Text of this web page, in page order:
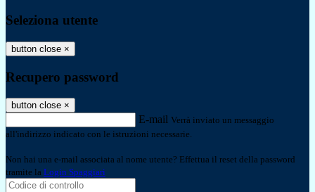
Seleziona utente
button close ×
Recupero password
button close ×
E-mail Verrà inviato un messaggio
all'indirizzo indicato con le istruzioni necessarie.
Non hai una e-mail associata al nome utente? Effettua il reset della password
tramite la Login Spaggiari